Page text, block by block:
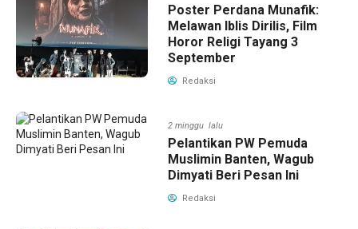
Poster Perdana Munafik:
Melawan Iblis Dirilis, Film
Horor Religi Tayang 3
September
Redaksi
2 minggu lalu
Pelantikan PW Pemuda
Muslimin Banten, Wagub
Dimyati Beri Pesan Ini
Redaksi